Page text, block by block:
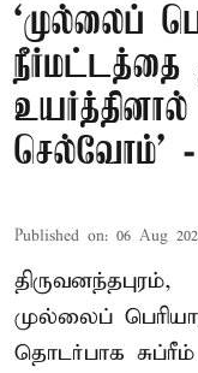
‘முல்லைப்
நீர்மட்டத்தை
உயர்த்தினால்
செல்வோம்' -
Published on: 06 Aug
திருவனந்தபுரம்,
முல்லைப்
தொடர்பாக சுப்ரீம்